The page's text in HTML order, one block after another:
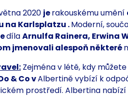
2020 jerakouskému umění
na Karlsplatzu .Moderní,
dílaArnulfa Rainera, Erwina
jmenovali alespoň některé
Zejména v létě, kdy
& Co vAlbertině vybízí k
prostředí. Albertina